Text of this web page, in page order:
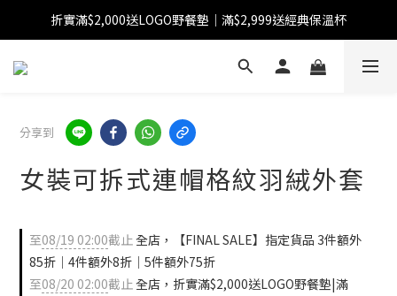
【FINAL SALE】指定商品低至38折
折實滿$2,000送LOGO野餐墊｜滿$2,999送經典保溫杯
【FINAL SALE】全單免運費
分享到
女裝可拆式連帽格紋羽絨外套
至08/19 02:00截止全店，【FINAL SALE】指定貨品 3件額外
85折｜4件額外8折｜5件額外75折
至08/20 02:00截止全店，折實滿$2,000送LOGO野餐墊|滿